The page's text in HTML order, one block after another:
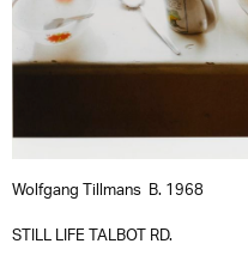
Wolfgang Tillmans B. 1968
STILL LIFE TALBOT RD.